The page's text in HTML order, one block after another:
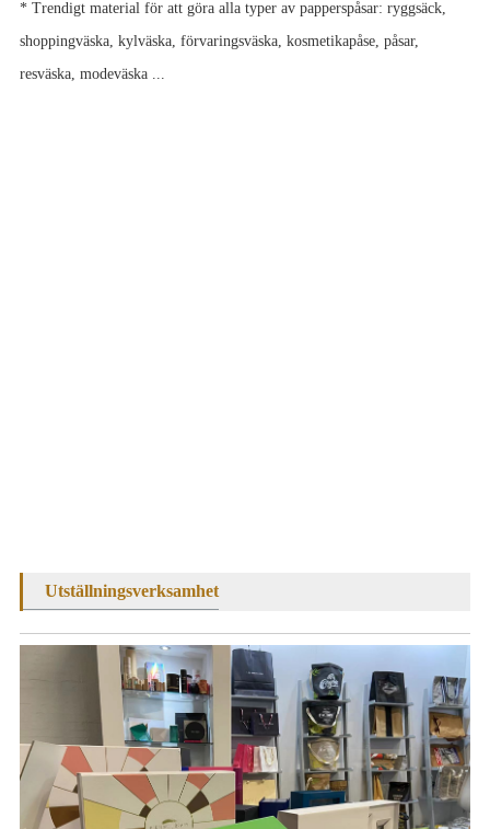
* Trendigt material för att göra alla typer av papperspåsar: ryggsäck,
shoppingväska, kylväska, förvaringsväska, kosmetikapåse, påsar,
resväska, modeväska ...
Utställningsverksamhet